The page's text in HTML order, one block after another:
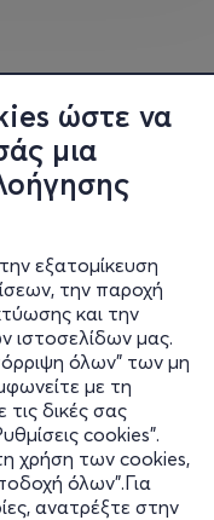
ώστε να
μια
εξατομίκευση
την παροχή
και την
ιστοσελίδων μας.
όλων" των μη
με τη
δικές σας
cookies".
χρήση των cookies,
όλων".Για
ανατρέξτε στην